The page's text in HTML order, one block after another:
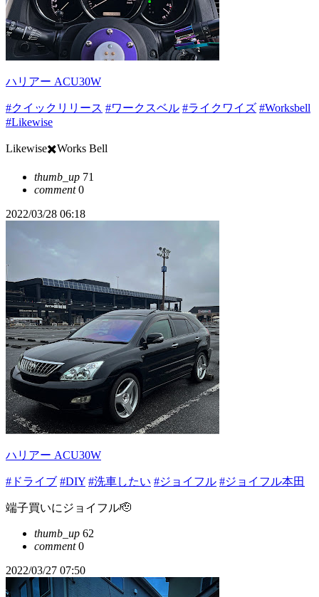
ハリアー ACU30W
#クイックリリース #ワークスベル #ライクワイズ #Worksbell
#Likewise
Likewise✖️Works Bell
thumb_up 71
comment0
2022/03/28 06:18
ハリアー ACU30W
#ドライブ #DIY #洗車したい #ジョイフル #ジョイフル本田
端子買いにジョイフル🫡
thumb_up 62
comment0
2022/03/27 07:50